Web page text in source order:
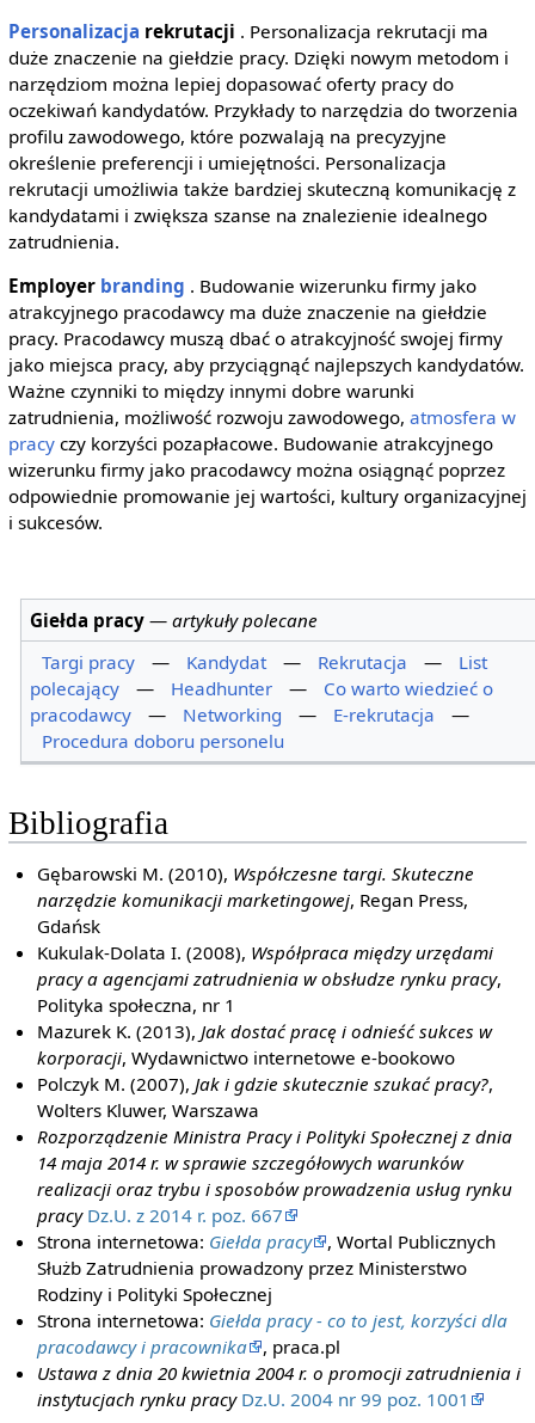
Personalizacja rekrutacji . Personalizacja rekrutacji ma
duże znaczenie na giełdzie pracy. Dzięki nowym metodom i
narzędziom można lepiej dopasować oferty pracy do
oczekiwań kandydatów. Przykłady to narzędzia do tworzenia
profilu zawodowego, które pozwalają na precyzyjne
określenie preferencji i umiejętności. Personalizacja
rekrutacji umożliwia także bardziej skuteczną komunikację z
kandydatami i zwiększa szanse na znalezienie idealnego
zatrudnienia.
Employer branding . Budowanie wizerunku firmy jako
atrakcyjnego pracodawcy ma duże znaczenie na giełdzie
pracy. Pracodawcy muszą dbać o atrakcyjność swojej firmy
jako miejsca pracy, aby przyciągnąć najlepszych kandydatów.
Ważne czynniki to między innymi dobre warunki
zatrudnienia, możliwość rozwoju zawodowego, atmosfera w
pracyczy korzyści pozapłacowe. Budowanie atrakcyjnego
wizerunku firmy jako pracodawcy można osiągnąć poprzez
odpowiednie promowanie jej wartości, kultury organizacyjnej
i sukcesów.
Giełda pracy —artykuły polecane
Targi pracy
— Kandydat — Rekrutacja —
List
polecający
— Headhunter —
Co warto wiedzieć o
pracodawcy
— Networking — E-rekrutacja
—
Procedura doboru personelu
Bibliografia
Gębarowski M. (2010), Współczesne targi. Skuteczne
narzędzie komunikacji marketingowej, Regan Press,
Gdańsk
Kukulak-Dolata I. (2008), Współpraca między urzędami
pracy a agencjami zatrudnienia w obsłudze rynku pracy,
Polityka społeczna, nr 1
Mazurek K. (2013), Jak dostać pracę i odnieść sukces w
korporacji, Wydawnictwo internetowe e-bookowo
Polczyk M. (2007), Jak i gdzie skutecznie szukać pracy?,
Wolters Kluwer, Warszawa
Rozporządzenie Ministra Pracy i Polityki Społecznej z dnia
14 maja 2014 r. w sprawie szczegółowych warunków
realizacji oraz trybu i sposobów prowadzenia usług rynku
pracy Dz.U. z 2014 r. poz. 667
Strona internetowa: Giełda pracy
, Wortal Publicznych
Służb Zatrudnienia prowadzony przez Ministerstwo
Rodziny i Polityki Społecznej
Strona internetowa: Giełda pracy - co to jest, korzyści dla
pracodawcy i pracownika
, praca.pl
Ustawa z dnia 20 kwietnia 2004 r. o promocji zatrudnienia i
instytucjach rynku pracy Dz.U. 2004 nr 99 poz. 1001